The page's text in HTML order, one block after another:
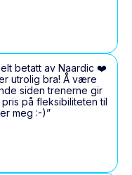
betatt av Naardic ❤️
utrolig bra! Å være
siden trenerne gir
på fleksibiliteten til
meg :-)”